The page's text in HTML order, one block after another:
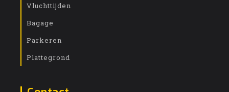
Vluchttijden
Bagage
Parkeren
Plattegrond